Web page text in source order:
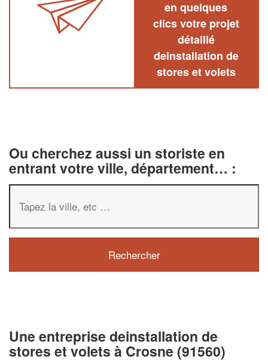
en quelques
clics votre projet
détaillé
deinstallation de
stores et volets
Ou cherchez aussi un storiste en
entrant votre ville, département… :
Une entreprise deinstallation de
stores et volets à Crosne (91560)
Augmentez votrechiffre
vos margestout en gagnant de